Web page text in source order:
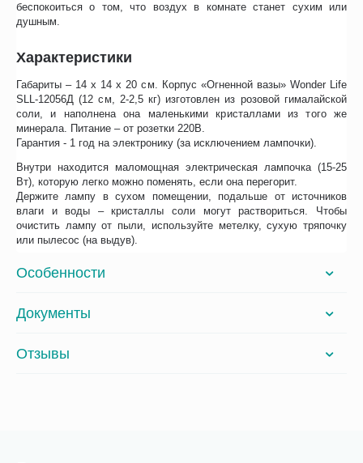
беспокоиться о том, что воздух в комнате станет сухим или
душным.
Характеристики
Габариты – 14 х 14 х 20 см. Корпус «Огненной вазы» Wonder Life
SLL-12056Д (12 см, 2-2,5 кг) изготовлен из розовой гималайской
соли, и наполнена она маленькими кристаллами из того же
минерала. Питание – от розетки 220В.
Гарантия - 1 год на электронику (за исключением лампочки).
Внутри находится маломощная электрическая лампочка (15-25
Вт), которую легко можно поменять, если она перегорит.
Держите лампу в сухом помещении, подальше от источников
влаги и воды – кристаллы соли могут раствориться. Чтобы
очистить лампу от пыли, используйте метелку, сухую тряпочку
или пылесос (на выдув).
Особенности
Документы
Отзывы